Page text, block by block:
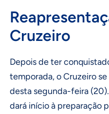
Cruzeiro
Depois de ter
temporada, o Cruzeiro
desta segunda-feira
dará início à preparação